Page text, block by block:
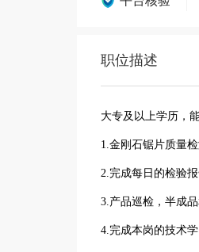
职位描述
大专及以上学历，
1.金刚石锯片质量
2.完成每日的检验
3.产品巡检，半成
4.完成本岗的技术